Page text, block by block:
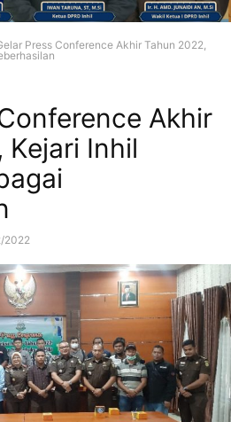
Press Conference Akhir Tahun 2022,
Akhir
Kejari Inhil
2022